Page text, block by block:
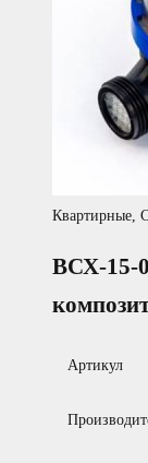
Квартирные,
ВСХ-15-
Артикул